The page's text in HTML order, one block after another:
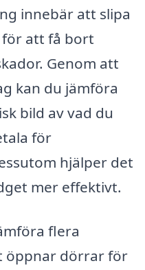
innebär att slipa
att få bort
Genom att
kan du jämföra
bild av vad du
för
hjälper det
mer effektivt.
flera
öppnar dörrar för